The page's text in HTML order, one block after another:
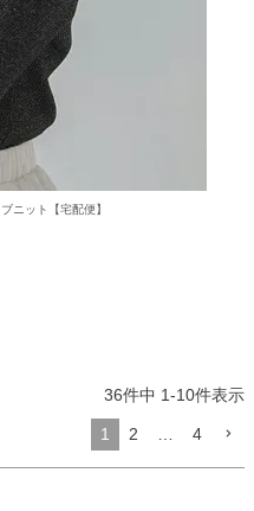
ニット【宅配便】
36件中 1-10件表示
1 2 4